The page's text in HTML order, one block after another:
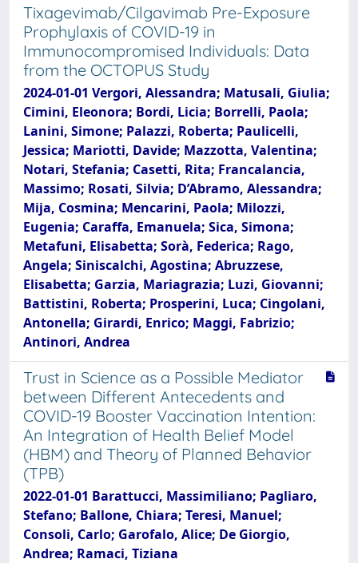
Tixagevimab/Cilgavimab Pre-Exposure
Prophylaxis of COVID-19 in
Immunocompromised Individuals: Data
from the OCTOPUS Study
2024-01-01 Vergori, Alessandra; Matusali, Giulia;
Cimini, Eleonora; Bordi, Licia; Borrelli, Paola;
Lanini, Simone; Palazzi, Roberta; Paulicelli,
Jessica; Mariotti, Davide; Mazzotta, Valentina;
Notari, Stefania; Casetti, Rita; Francalancia,
Massimo; Rosati, Silvia; D’Abramo, Alessandra;
Mija, Cosmina; Mencarini, Paola; Milozzi,
Eugenia; Caraffa, Emanuela; Sica, Simona;
Metafuni, Elisabetta; Sorà, Federica; Rago,
Angela; Siniscalchi, Agostina; Abruzzese,
Elisabetta; Garzia, Mariagrazia; Luzi, Giovanni;
Battistini, Roberta; Prosperini, Luca; Cingolani,
Antonella; Girardi, Enrico; Maggi, Fabrizio;
Antinori, Andrea
Trust in Science as a Possible Mediator
between Different Antecedents and
COVID-19 Booster Vaccination Intention:
An Integration of Health Belief Model
(HBM) and Theory of Planned Behavior
(TPB)
2022-01-01 Barattucci, Massimiliano; Pagliaro,
Stefano; Ballone, Chiara; Teresi, Manuel;
Consoli, Carlo; Garofalo, Alice; De Giorgio,
Andrea; Ramaci, Tiziana